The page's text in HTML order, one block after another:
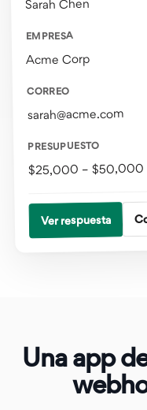
Sarah Chen
EMPRESA
Acme Corp
CORREO
sarah@acme.com
PRESUPUESTO
$25,000 – $50,000
Ver respuesta
Una app